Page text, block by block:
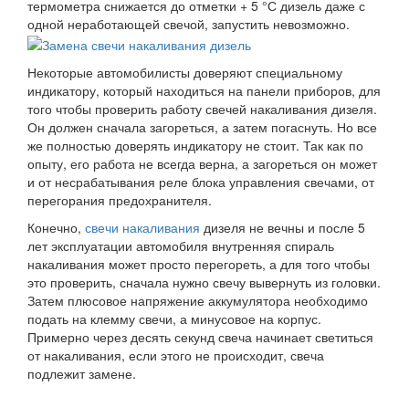
термометра снижается до отметки + 5 °С дизель даже с
одной неработающей свечой, запустить невозможно.
Некоторые автомобилисты доверяют специальному
индикатору, который находиться на панели приборов, для
того чтобы проверить работу свечей накаливания дизеля.
Он должен сначала загореться, а затем погаснуть. Но все
же полностью доверять индикатору не стоит. Так как по
опыту, его работа не всегда верна, а загореться он может
и от несрабатывания реле блока управления свечами, от
перегорания предохранителя.
Конечно, свечи накаливания дизеля не вечны и после 5
лет эксплуатации автомобиля внутренняя спираль
накаливания может просто перегореть, а для того чтобы
это проверить, сначала нужно свечу вывернуть из головки.
Затем плюсовое напряжение аккумулятора необходимо
подать на клемму свечи, а минусовое на корпус.
Примерно через десять секунд свеча начинает светиться
от накаливания, если этого не происходит, свеча
подлежит замене.